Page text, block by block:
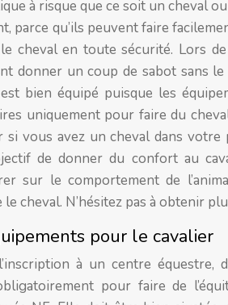
à risque que ce soit un cheval
parce qu’ils peuvent faire
cheval en toute sécurité. Lors
donner un coup de sabot sans
bien équipé puisque les
uniquement pour faire du cheval
si vous avez un cheval dans
de donner du confort au
sur le comportement de
cheval. N’hésitez pas à obtenir
pour le cavalier
à un centre équestre,
pour faire de